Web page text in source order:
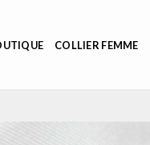
COLLIER FEMME